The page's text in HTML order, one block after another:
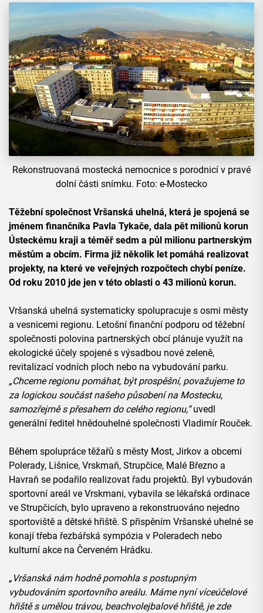
Rekonstruovaná mostecká nemocnice s porodnicí v pravé
dolní části snímku. Foto: e-Mostecko
Těžební společnost Vršanská uhelná, která je spojená se
jménem finančníka Pavla Tykače, dala pět milionů korun
Ústeckému kraji a téměř sedm a půl milionu partnerským
městům a obcím. Firma již několik let pomáhá realizovat
projekty, na které ve veřejných rozpočtech chybí peníze.
Od roku 2010 jde jen v této oblasti o 43 milionů korun.
Vršanská uhelná systematicky spolupracuje s osmi městy
a vesnicemi regionu. Letošní finanční podporu od těžební
společnosti polovina partnerských obcí plánuje využít na
ekologické účely spojené s výsadbou nové zeleně,
revitalizací vodních ploch nebo na vybudování parku.
„Chceme regionu pomáhat, být prospěšní, považujeme to
za logickou součást našeho působení na Mostecku,
samozřejmě s přesahem do celého regionu,“uvedl
generální ředitel hnědouhelné společnosti Vladimír Rouček.
Během spolupráce těžařů s městy Most, Jirkov a obcemi
Polerady, Lišnice, Vrskmaň, Strupčice, Malé Březno a
Havraň se podařilo realizovat řadu projektů. Byl vybudován
sportovní areál ve Vrskmani, vybavila se lékařská ordinace
ve Strupčicích, bylo upraveno a rekonstruováno nejedno
sportoviště a dětské hřiště. S přispěním Vršanské uhelné se
konají třeba řezbářská sympózia v Poleradech nebo
kulturní akce na Červeném Hrádku.
„Vršanská nám hodně pomohla s postupným
vybudováním sportovního areálu. Máme nyní víceúčelové
hřiště s umělou trávou, beachvolejbalové hřiště, je zde